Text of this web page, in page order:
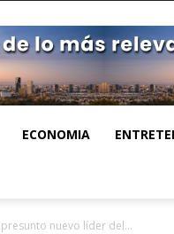
ECONOMIA
presunto nuevo líder del...